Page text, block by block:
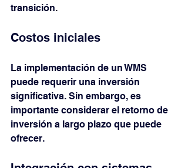
transición.
Costos iniciales
La implementación de un WMS
puede requerir una inversión
significativa. Sin embargo, es
importante considerar el retorno de
inversión a largo plazo que puede
ofrecer.